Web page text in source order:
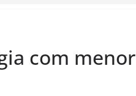
com menor